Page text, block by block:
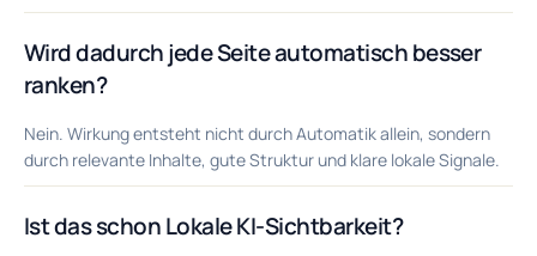
Wird dadurch jede Seite automatisch besser
ranken?
Nein. Wirkung entsteht nicht durch Automatik allein, sondern
durch relevante Inhalte, gute Struktur und klare lokale Signale.
Ist das schon Lokale KI-Sichtbarkeit?